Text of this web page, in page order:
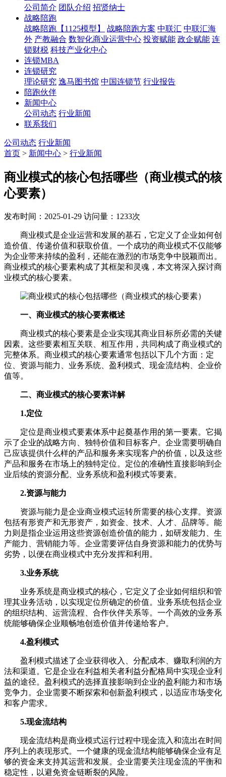
公司简介 团队介绍 招贤纳士
战略陪跑
战略陪跑【1125模型】
战略陪跑方案 中联汇 中联汇海
外 产教融合 数智化商业运营中心 投资赋能 政企赋能 连
锁财税 科技产业化中心
连锁MBA
连锁研究
理论研究 逸马图书馆 中国连锁节 行业报告
陪跑伙伴
新闻中心
公司动态 行业新闻
联系我们
公司动态 行业新闻
首页 > 新闻中心 > 行业新闻
商业模式的核心包括哪些（商业模式的核
心要素）
发布时间：2025-01-29 访问量：1233次
商业模式是企业运营和发展的基石，它定义了企业如何创
造价值、传递价值和获取价值。一个成功的商业模式不仅能够
为企业带来持续的盈利，还能在激烈的市场竞争中脱颖而出。
商业模式的核心要素构成了其框架和灵魂，本文将深入探讨商
业模式的核心要素。
一、商业模式的核心要素概述
商业模式的核心要素是企业实现其商业目标所必需的关键
因素。这些要素相互关联、相互作用，共同构成了商业模式的
完整体系。商业模式的核心要素通常包括以下几个方面：定
位、资源与能力、业务系统、盈利模式、现金流结构、企业价
值等。
二、商业模式的核心要素详解
1.定位
定位是商业模式要素体系中起奠基作用的第一要素。它揭
示了企业的战略方向、独特价值和目标客户。企业需要明确自
己应该提供什么样的产品和服务来实现客户的价值，以及这些
产品和服务在市场上的独特定位。定位的准确性直接影响到企
业后续的资源分配、业务系统和盈利模式等要素。
2.资源与能力
资源与能力是企业商业模式运转所需要的核心支撑。资源
包括有形资产和无形资产，如资金、技术、人才、品牌等。能
力则是指企业运用这些资源创造价值的能力，如研发能力、生
产能力、营销能力等。企业需要评估自身资源和能力的优势与
劣势，以便在商业模式中充分发挥和利用。
3.业务系统
业务系统是商业模式的核心，它定义了企业如何组织和管
理其业务活动，以实现定位所确定的价值。业务系统包括企业
的组织结构、运营流程、合作伙伴关系等。一个高效的业务系
统能够确保企业顺畅地创造价值并传递给客户。
4.盈利模式
盈利模式描述了企业获得收入、分配成本、赚取利润的方
法和渠道。它是企业在利益相关者利益分配格局中实现企业利
益的途径。盈利模式的选择直接影响到企业的盈利能力和市场
竞争力。企业需要不断探索和创新盈利模式，以适应市场变化
和客户需求。
5.现金流结构
现金流结构是商业模式运行过程中现金流入和流出在时间
序列上的表现形式。一个健康的现金流结构能够确保企业有足
够的资金来支持其运营和发展。企业需要关注现金流的平衡和
稳定性，以避免资金链断裂的风险。